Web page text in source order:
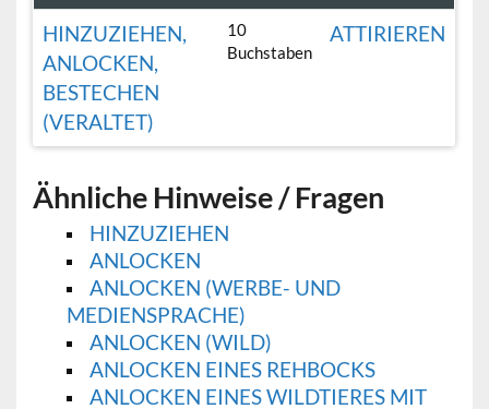
HINZUZIEHEN,
ANLOCKEN,
BESTECHEN
(VERALTET)
10
Buchstaben
ATTIRIEREN
Ähnliche Hinweise / Fragen
HINZUZIEHEN
ANLOCKEN
ANLOCKEN (WERBE- UND
MEDIENSPRACHE)
ANLOCKEN (WILD)
ANLOCKEN EINES REHBOCKS
ANLOCKEN EINES WILDTIERES MIT